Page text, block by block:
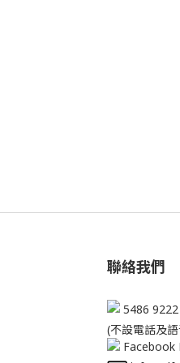
聯絡我們
5486 9222
(不設電話及
Facebook